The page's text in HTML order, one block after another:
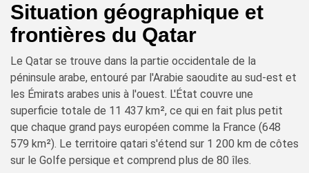
Situation géographique et
frontières du Qatar
Le Qatar se trouve dans la partie occidentale de la
péninsule arabe, entouré par l'Arabie saoudite au sud-est et
les Émirats arabes unis à l'ouest. L'État couvre une
superficie totale de 11 437 km², ce qui en fait plus petit
que chaque grand pays européen comme la France (648
579 km²). Le territoire qatari s'étend sur 1 200 km de côtes
sur le Golfe persique et comprend plus de 80 îles.